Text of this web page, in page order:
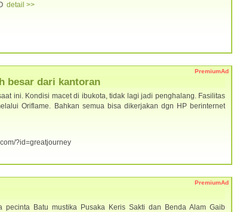
detail >>
PremiumAd
besar dari kantoran
ini. Kondisi macet di ibukota, tidak lagi jadi penghalang. Fasilitas
Oriflame. Bahkan semua bisa dikerjakan dgn HP berinternet
?id=greatjourney
PremiumAd
pecinta Batu mustika Pusaka Keris Sakti dan Benda Alam Gaib